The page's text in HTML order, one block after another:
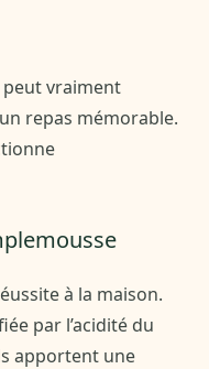
peut vraiment
repas mémorable.
à la maison.
par l’acidité du
apportent une